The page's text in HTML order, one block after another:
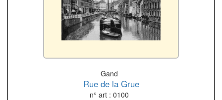
Gand
Rue de la Grue
n° art : 0100